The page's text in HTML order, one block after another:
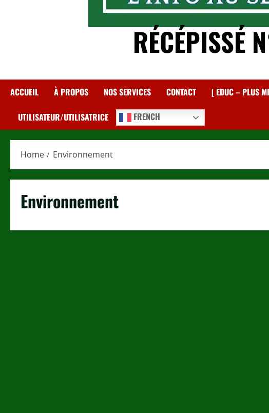
ACCUEIL À PROPOS NOS SERVICES CONTACT [ EDUC – PLUS
UTILISATEUR/UTILISATRICE FRENCH
Home Environnement
Environnement